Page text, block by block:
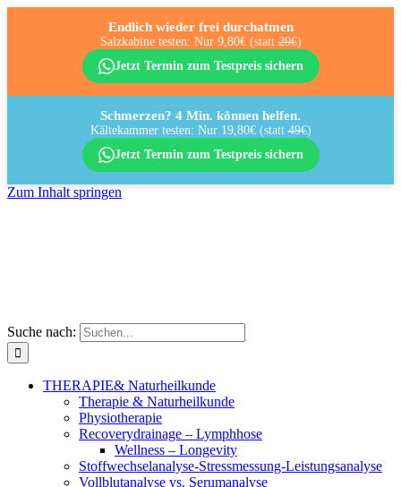
Endlich wieder frei durchatmen
Salzkabine testen: Nur 9,80€ (statt29€)
Jetzt Termin zum Testpreis sichern
Schmerzen? 4 Min. können helfen.
Kältekammer testen: Nur 19,80€ (statt49€)
Jetzt Termin zum Testpreis sichern
Zum Inhalt springen
Suche nach:
THERAPIE& Naturheilkunde
Therapie & Naturheilkunde
Physiotherapie
Recoverydrainage – Lymphhose
Wellness – Longevity
Stoffwechselanalyse-Stressmessung-Leistungsanalyse
Vollblutanalyse vs. Serumanalyse